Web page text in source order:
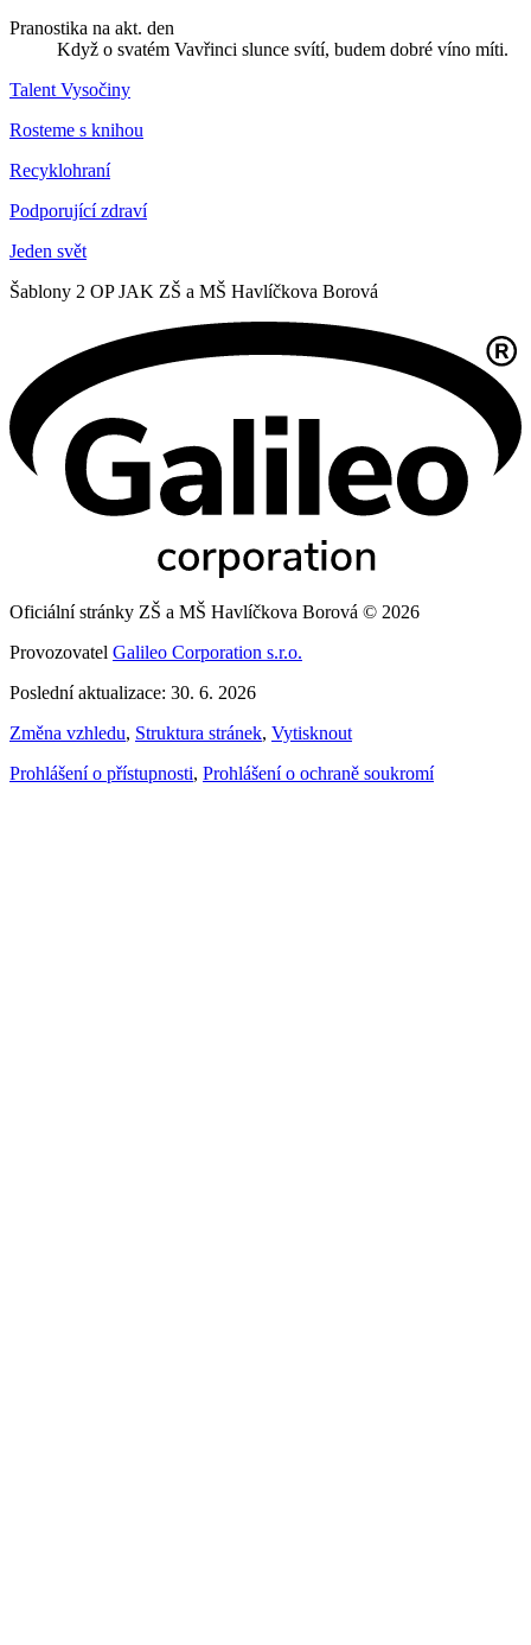
Pranostika na akt. den
Když o svatém Vavřinci slunce svítí, budem dobré víno míti.
Talent Vysočiny
Rosteme s knihou
Recyklohraní
Podporující zdraví
Jeden svět
Šablony 2 OP JAK ZŠ a MŠ Havlíčkova Borová
Oficiální stránky ZŠ a MŠ Havlíčkova Borová © 2026
Provozovatel Galileo Corporation s.r.o.
Poslední aktualizace: 30. 6. 2026
Změna vzhledu, Struktura stránek, Vytisknout
Prohlášení o přístupnosti, Prohlášení o ochraně soukromí